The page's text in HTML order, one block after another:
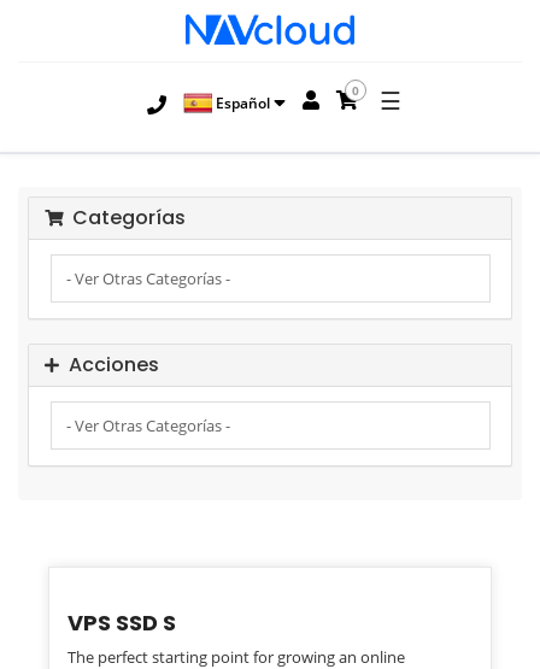
Español
0 ☰
Categorías
Acciones
VPS SSD S
The perfect starting point for growing an online